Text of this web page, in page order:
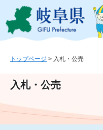
ジ
ュ
文
この
トップページ > 入札・公売
入札・公売